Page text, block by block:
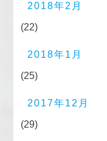
2018年2月
(22)
2018年1月
(25)
2017年12月
(29)